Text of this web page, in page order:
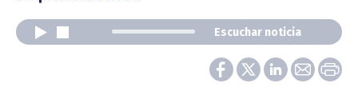
Escuchar noticia